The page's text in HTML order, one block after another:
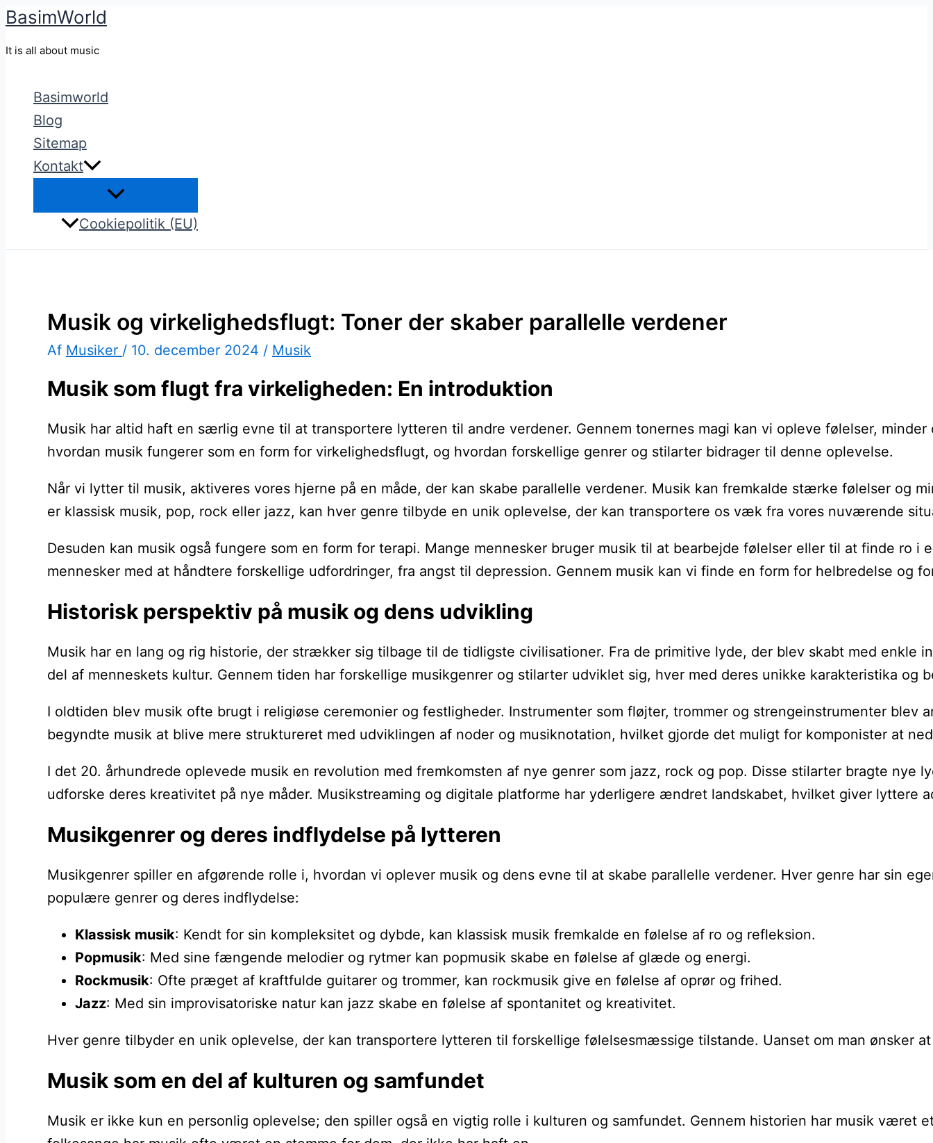
Gå
BasimWorld
It is all about music
Basimworld
Blog
Sitemap
Kontakt
Cookiepolitik (EU)
Musik og virkelighedsflugt: Toner der skaber parallelle verdener
Af Musiker / 10. december 2024 / Musik
Musik som flugt fra virkeligheden: En introduktion
Musik har altid haft en særlig evne til at transportere lytteren til andre verdener. Gennem tonernes magi kan vi opleve følelser,
hvordan musik fungerer som en form for virkelighedsflugt, og hvordan forskellige genrer og stilarter bidrager til denne oplevelse.
Når vi lytter til musik, aktiveres vores hjerne på en måde, der kan skabe parallelle verdener. Musik kan fremkalde stærke følelser og
er klassisk musik, pop, rock eller jazz, kan hver genre tilbyde en unik oplevelse, der kan transportere os væk fra vores nuværende
Desuden kan musik også fungere som en form for terapi. Mange mennesker bruger musik til at bearbejde følelser eller til at finde
mennesker med at håndtere forskellige udfordringer, fra angst til depression. Gennem musik kan vi finde en form for helbredelse og
Historisk perspektiv på musik og dens udvikling
Musik har en lang og rig historie, der strækker sig tilbage til de tidligste civilisationer. Fra de primitive lyde, der blev skabt med
del af menneskets kultur. Gennem tiden har forskellige musikgenrer og stilarter udviklet sig, hver med deres unikke karakteristika og
I oldtiden blev musik ofte brugt i religiøse ceremonier og festligheder. Instrumenter som fløjter, trommer og strengeinstrumenter
begyndte musik at blive mere struktureret med udviklingen af noder og musiknotation, hvilket gjorde det muligt for komponister at
I det 20. århundrede oplevede musik en revolution med fremkomsten af nye genrer som jazz, rock og pop. Disse stilarter bragte
udforske deres kreativitet på nye måder. Musikstreaming og digitale platforme har yderligere ændret landskabet, hvilket giver lyttere
Musikgenrer og deres indflydelse på lytteren
Musikgenrer spiller en afgørende rolle i, hvordan vi oplever musik og dens evne til at skabe parallelle verdener. Hver genre har sin
populære genrer og deres indflydelse:
Klassisk musik: Kendt for sin kompleksitet og dybde, kan klassisk musik fremkalde en følelse af ro og refleksion.
Popmusik: Med sine fængende melodier og rytmer kan popmusik skabe en følelse af glæde og energi.
Rockmusik: Ofte præget af kraftfulde guitarer og trommer, kan rockmusik give en følelse af oprør og frihed.
Jazz: Med sin improvisatoriske natur kan jazz skabe en følelse af spontanitet og kreativitet.
Hver genre tilbyder en unik oplevelse, der kan transportere lytteren til forskellige følelsesmæssige tilstande. Uanset om man ønsker
Musik som en del af kulturen og samfundet
Musik er ikke kun en personlig oplevelse; den spiller også en vigtig rolle i kulturen og samfundet. Gennem historien har musik været